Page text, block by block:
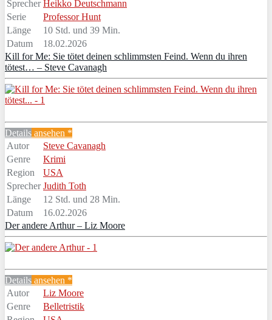
Sprecher Heikko Deutschmann
Serie
Professor Hunt
Länge
10 Std. und 39 Min.
Datum
18.02.2026
Kill for Me: Sie tötet deinen schlimmsten Feind. Wenn du ihren
tötest… – Steve Cavanagh
Details ansehen *
Autor
Steve Cavanagh
Genre
Krimi
Region
USA
Sprecher Judith Toth
Länge
12 Std. und 28 Min.
Datum
16.02.2026
Der andere Arthur – Liz Moore
Details ansehen *
Autor
Liz Moore
Genre
Belletristik